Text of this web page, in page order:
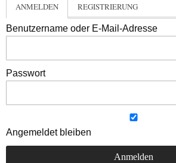
ANMELDEN REGISTRIERUNG
Benutzername oder E-Mail-Adresse
Passwort
Angemeldet bleiben